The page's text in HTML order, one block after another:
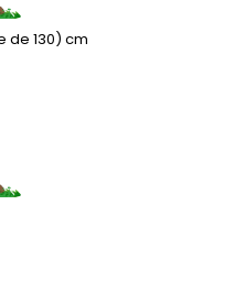
de 130) cm